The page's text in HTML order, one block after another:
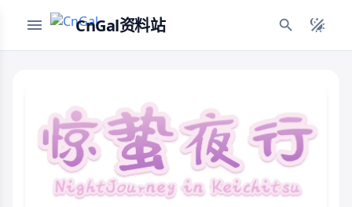
CnGal资料站